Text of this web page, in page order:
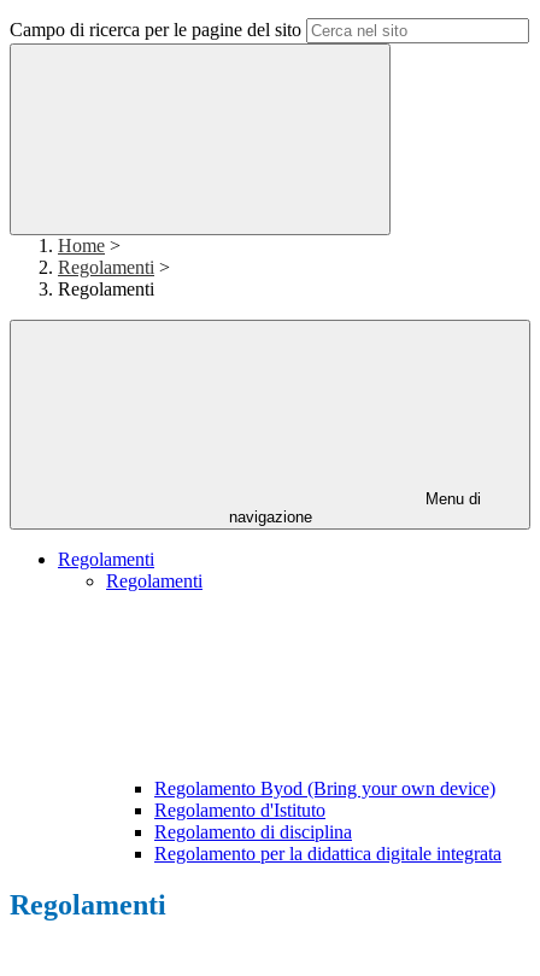
Campo di ricerca per le pagine del sito
Home >
Regolamenti >
Regolamenti
Menu di
navigazione
Regolamenti
Regolamenti
Regolamento Byod (Bring your own device)
Regolamento d'Istituto
Regolamento di disciplina
Regolamento per la didattica digitale integrata
Regolamenti